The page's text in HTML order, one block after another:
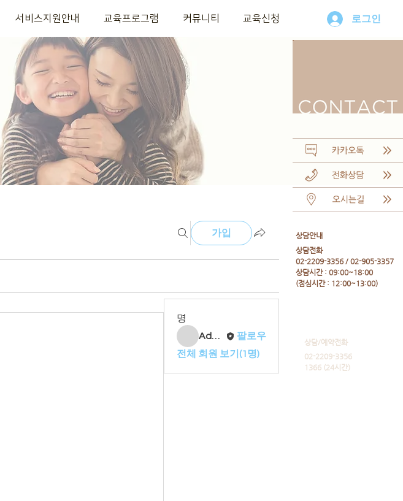
​상담안내
​상담전화
02-2209-3356 / 02-905-3357
상담시간 : 09:00~18:00
​(점심시간 : 12:00~13:00)
​상담/예약전화
02-2209-3356
1366 (24시간)
서비스지원안내 교육프로그램 커뮤니티 교육신청 로그인
가입
명
Admin
팔로우
전체 회원 보기(1명)